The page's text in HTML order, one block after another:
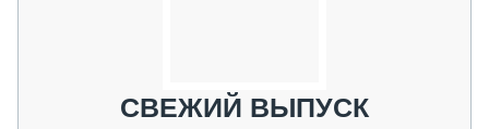
СВЕЖИЙ ВЫПУСК